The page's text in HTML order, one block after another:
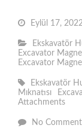
Eylül 17,
Ekskavatör
Excavator
Excavator
Ekskavatör
Mıknatısı
Attachments
No